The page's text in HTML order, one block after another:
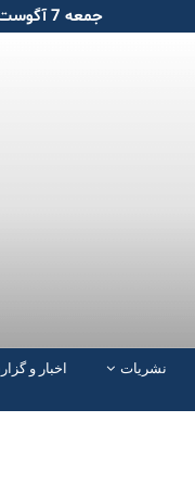
جمعه 7 آگوست 2026
نشریات اخبار و